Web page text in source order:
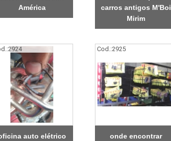
América
carros antigos M'Boi
Mirim
2924
auto elétrico
Cod.:2925
onde encontrar